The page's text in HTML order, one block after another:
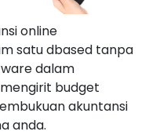
online
satu dbased tanpa
dalam
budget
akuntansi
anda.